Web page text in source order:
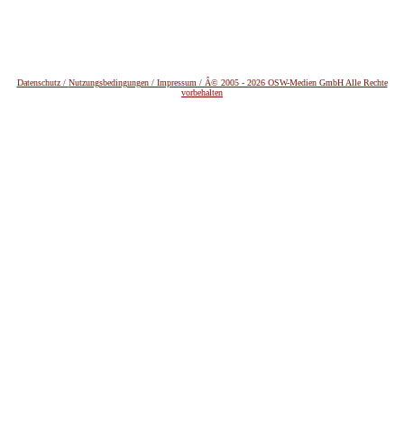
Datenschutz / Nutzungsbedingungen / Impressum / Â© 2005 - 2026 OSW-Medien GmbH Alle Rechte
vorbehalten